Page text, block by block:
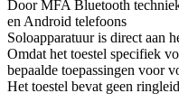
Door MFA Bluetooth
en Android telefoons
Soloapparatuur is direct aan
Omdat het toestel specifiek
bepaalde toepassingen voor
Het toestel bevat geen